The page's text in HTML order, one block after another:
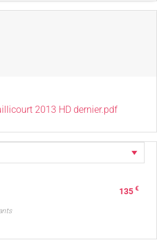
2013 HD dernier.pdf
135 €